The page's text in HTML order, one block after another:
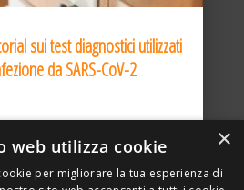
sui test diagnostici utilizzati
da SARS-CoV-2
×
web utilizza cookie
per migliorare la tua esperienza di